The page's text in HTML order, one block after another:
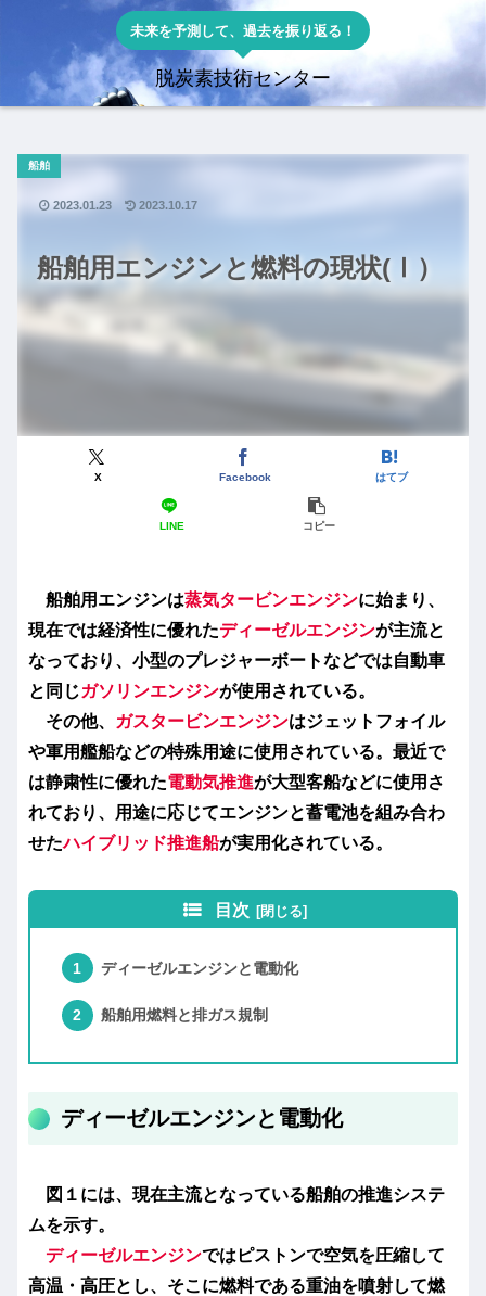
未来を予測して、過去を振り返る！
脱炭素技術センター
船舶用エンジンと燃料の現状(Ⅰ）
船舶
X Facebook はてブ
LINE コピー
2023.01.23 2023.10.17
船舶用エンジンは蒸気タービンエンジンに始まり、
現在では経済性に優れたディーゼルエンジンが主流と
なっており、小型のプレジャーボートなどでは自動車
と同じガソリンエンジンが使用されている。
その他、
ガスタービンエンジンはジェットフォイル
や軍用艦船などの特殊用途に使用されている。最近で
は静粛性に優れた電動気推進が大型客船などに使用さ
れており、用途に応じてエンジンと蓄電池を組み合わ
せたハイブリッド推進船が実用化されている。
目次
ディーゼルエンジンと電動化
船舶用燃料と排ガス規制
ディーゼルエンジンと電動化
図１には、現在主流となっている船舶の推進システ
ムを示す。
ディーゼルエンジンではピストンで空気を圧縮して
高温・高圧とし、そこに燃料である重油を噴射して燃